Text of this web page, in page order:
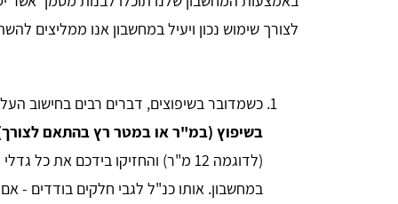
לצורך שימוש נכון ויעיל במחשבון אנו ממליצים
כשמדובר בשיפוצים, דברים רבים בחישוב
בשיפוץ (במ"ר או במטר רץ בהתאם
(לדוגמה 12 מ"ר) והחזיקו בידכם
במחשבון. אותו כנ"ל לגבי חלקים בודדים -